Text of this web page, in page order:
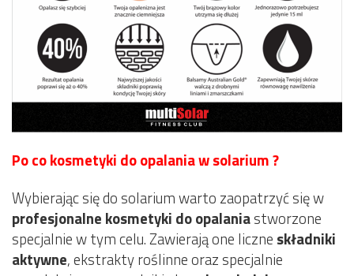
Po co kosmetyki do opalania w solarium ?
Wybierając się do solarium warto zaopatrzyć się w
profesjonalne kosmetyki do opalaniastworzone
specjalnie w tym celu. Zawierają one liczne składniki
aktywne, ekstrakty roślinne oraz specjalnie